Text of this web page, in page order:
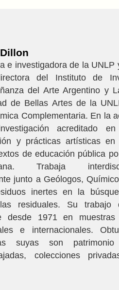
e investigadora de la UNLP
del Instituto de
del Arte Argentino y
de Bellas Artes de la
Complementaria. En la
acreditado
y prácticas artísticas
de educación pública
Trabaja
junto a Geólogos,
inertes en la
residuales. Su trabajo
desde 1971 en muestras
e internacionales.
suyas son
colecciones